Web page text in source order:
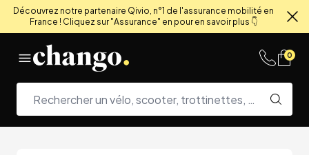
Découvrez notre partenaire Qivio, n°1 de l'assurance mobilité en
France ! Cliquez sur "Assurance" en pour en savoir plus 👇
0